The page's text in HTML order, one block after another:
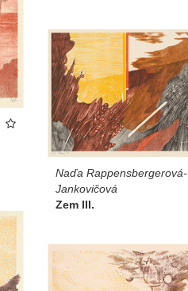
Naďa Rappensbergerová-
Jankovičová
Zem III.